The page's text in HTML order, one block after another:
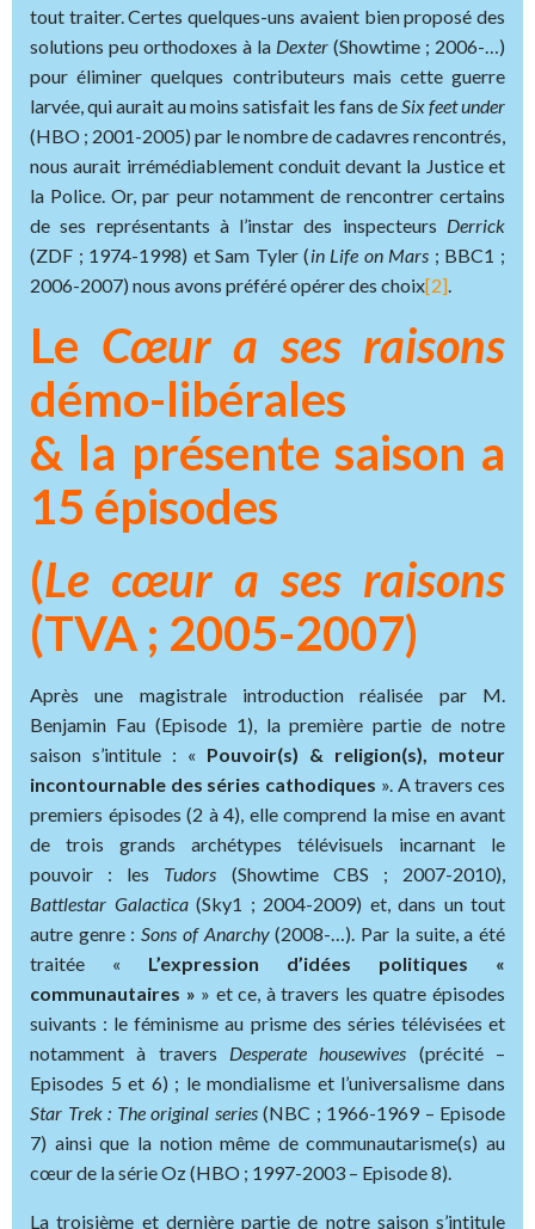
tout traiter. Certes quelques-uns avaient bien proposé des
solutions peu orthodoxes à la Dexter (Showtime ; 2006-…)
pour éliminer quelques contributeurs mais cette guerre
larvée, qui aurait au moins satisfait les fans de Six feet under
(HBO ; 2001-2005) par le nombre de cadavres rencontrés,
nous aurait irrémédiablement conduit devant la Justice et
la Police. Or, par peur notamment de rencontrer certains
de ses représentants à l’instar des inspecteurs Derrick
(ZDF ; 1974-1998) et Sam Tyler (in Life on Mars ; BBC1 ;
2006-2007) nous avons préféré opérer des choix[2]
Le Cœur a ses raisons
démo-libérales
& la présente saison a
15 épisodes
(Le cœur a ses raisons
(TVA ; 2005-2007)
Après une magistrale introduction réalisée par M.
Benjamin Fau (Episode 1), la première partie de notre
saison s’intitule : « Pouvoir(s) & religion(s), moteur
incontournable des séries cathodiques ». A travers ces
premiers épisodes (2 à 4), elle comprend la mise en avant
de trois grands archétypes télévisuels incarnant le
pouvoir : les Tudors (Showtime CBS ; 2007-2010),
Battlestar Galactica(Sky1 ; 2004-2009) et, dans un tout
autre genre : Sons of Anarchy(2008-…). Par la suite, a été
traitée « L’expression d’idées politiques «
communautaires » » et ce, à travers les quatre épisodes
suivants : le féminisme au prisme des séries télévisées et
notamment à travers Desperate housewives (précité –
Episodes 5 et 6) ; le mondialisme et l’universalisme dans
Star Trek : The original series (NBC ; 1966-1969 – Episode
7) ainsi que la notion même de communautarisme(s) au
cœur de la série Oz (HBO ; 1997-2003 – Episode 8).
La troisième et dernière partie de notre saison s’intitule